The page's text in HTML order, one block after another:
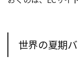
世界の夏期